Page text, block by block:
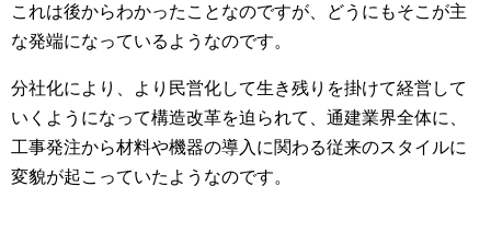
これは後からわかったことなのですが、どうにもそこが主
な発端になっているようなのです。
分社化により、より民営化して生き残りを掛けて経営して
いくようになって構造改革を迫られて、通建業界全体に、
工事発注から材料や機器の導入に関わる従来のスタイルに
変貌が起こっていたようなのです。